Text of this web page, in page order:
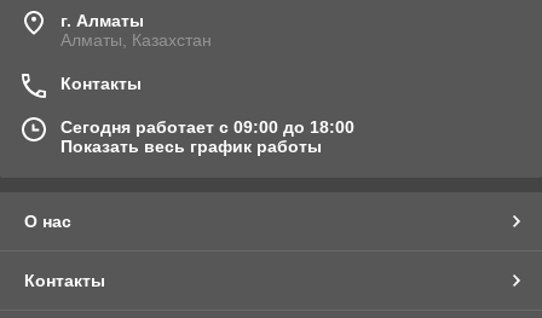
г. Алматы
Алматы, Казахстан
Контакты
Сегодня работает с 09:00 до 18:00
Показать весь график работы
О нас
Контакты